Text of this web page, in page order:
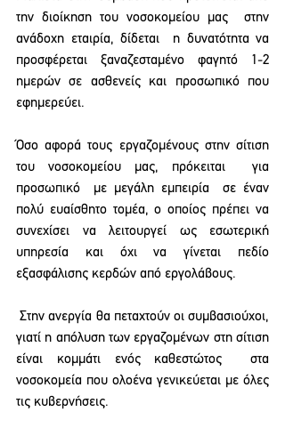
την διοίκηση του νοσοκομείου μας  στην
ανάδοχη εταιρία, δίδεται  η δυνατότητα να
προσφέρεται ξαναζεσταμένο φαγητό 1-2
ημερών σε ασθενείς και προσωπικό που
εφημερεύει.
Όσο αφορά τους εργαζομένους στην σίτιση
του νοσοκομείου μας, πρόκειται  για
προσωπικό  με μεγάλη εμπειρία  σε έναν
πολύ ευαίσθητο τομέα, ο οποίος πρέπει να
συνεχίσει να λειτουργεί ως εσωτερική
υπηρεσία και όχι να γίνεται πεδίο
εξασφάλισης κερδών από εργολάβους.
Στην ανεργία θα πεταχτούν οι συμβασιούχοι,
γιατί η απόλυση των εργαζομένων στη σίτιση
είναι κομμάτι ενός καθεστώτος  στα
νοσοκομεία που ολοένα γενικεύεται με όλες
τις κυβερνήσεις.